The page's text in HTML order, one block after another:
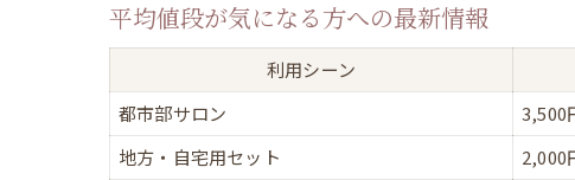
平均値段が気になる方への最新情報
利用シーン
都市部サロン
3,500
地方・自宅用セット
2,000